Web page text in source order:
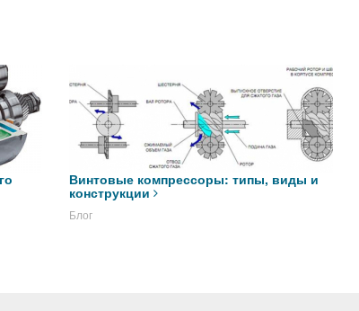
Винтовые компрессоры: типы, виды и
конструкции
Блог